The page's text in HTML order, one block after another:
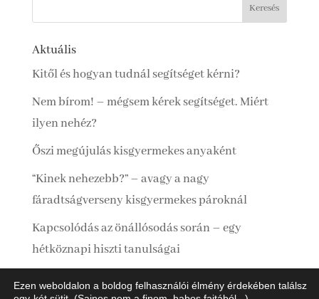
Aktuális
Kitől és hogyan tudnál segítséget kérni?
Nem bírom! – mégsem kérek segítséget. Miért
ilyen nehéz?
Őszi megújulás kisgyermekes anyaként
“Kinek nehezebb?” – avagy a nagy
fáradtságverseny kisgyermekes pároknál
Kapcsolódás az önállósodás során – egy
hétköznapi hiszti tanulságai
Ezen weboldalon a boldog felhasználói élmény érdekében találsz